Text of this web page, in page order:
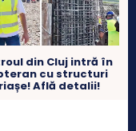
din Cluj intră în
cu structuri
Află detalii!